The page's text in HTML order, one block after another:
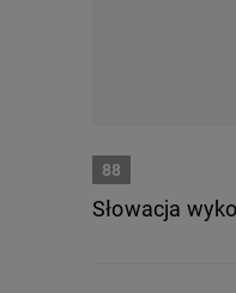
88
Słowacja